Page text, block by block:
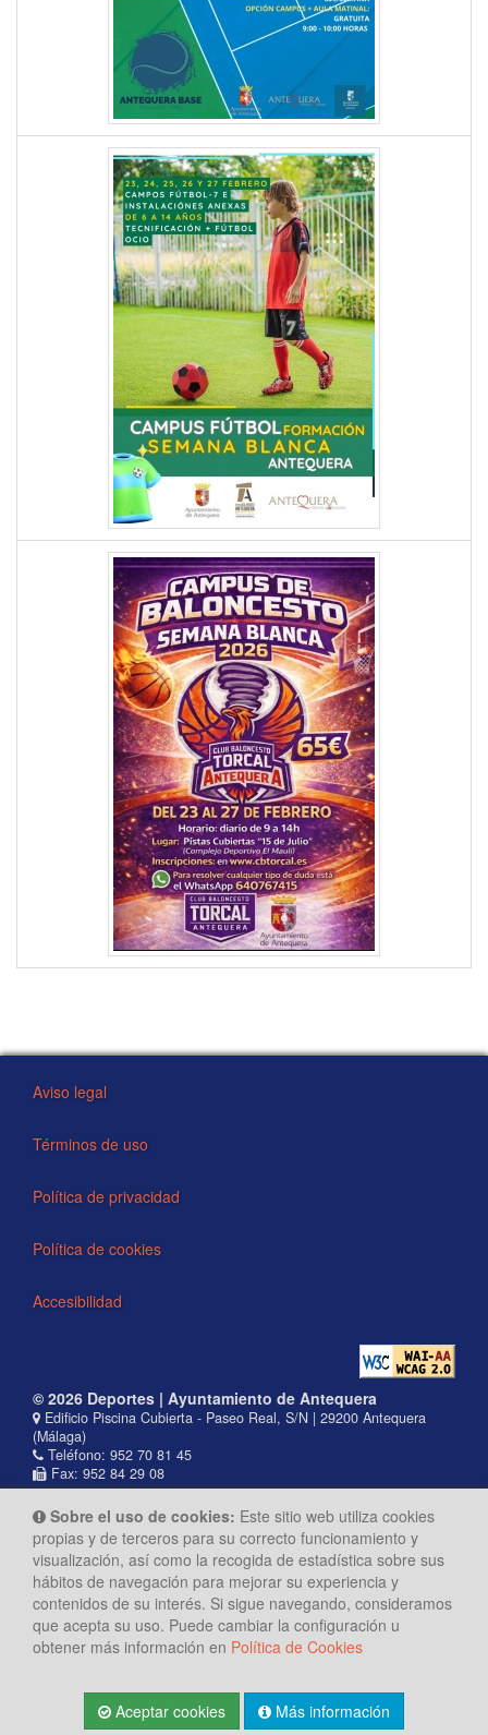
Aviso legal
Términos de uso
Política de privacidad
Política de cookies
Accesibilidad
© 2026 Deportes | Ayuntamiento de Antequera
Edificio Piscina Cubierta - Paseo Real, S/N | 29200 Antequera
(Málaga)
Teléfono: 952 70 81 45
Fax: 952 84 29 08
Sobre el uso de cookies: Este sitio web utiliza cookies
propias y de terceros para su correcto funcionamiento y
visualización, así como la recogida de estadística sobre sus
hábitos de navegación para mejorar su experiencia y
contenidos de su interés. Si sigue navegando, consideramos
que acepta su uso. Puede cambiar la configuración u
obtener más información en Política de Cookies
Aceptar cookies Más información